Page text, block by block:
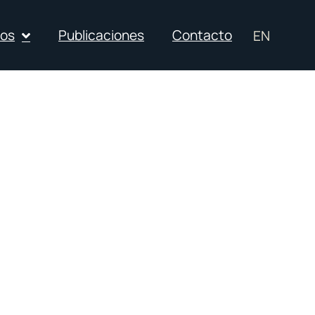
Publicaciones Contacto EN